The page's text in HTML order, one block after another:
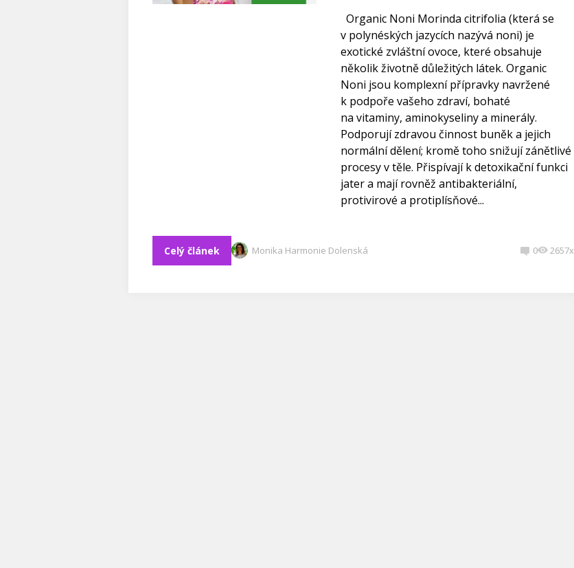
Organic Noni Morinda citrifolia (která se
v polynéských jazycích nazývá noni) je
exotické zvláštní ovoce, které obsahuje
několik životně důležitých látek. Organic
Noni jsou komplexní přípravky navržené
k podpoře vašeho zdraví, bohaté
na vitaminy, aminokyseliny a minerály.
Podporují zdravou činnost buněk a jejich
normální dělení; kromě toho snižují zánětlivé
procesy v těle. Přispívají k detoxikační funkci
jater a mají rovněž antibakteriální,
protivirové a protiplísňové...
Celý článek Monika Harmonie Dolenská 0 2657x